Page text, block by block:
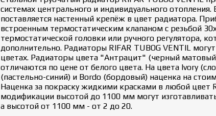
системах центрального и индивидуального
поставляется настенный крепёж в цвет радиатора.
встроенным термостатическим клапаном с резьбой
термостатической головки или ручного регулятора,
дополнительно. Радиаторы RIFAR TUBOG VENTIL
цветах. Радиаторы цвета "Антрацит" (черный
отличаются по цене от белого цвета. На цвета Ivory
(пастельно-синий) и Bordo (бордовый) наценка на
Наценка за покраску жидкими красками в любой цвет
модификации высотой до 1100 мм могут
а высотой от 1100 мм - от 2 до 20.